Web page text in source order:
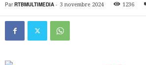
Par RTBMULTIMEDIA - 3 novembre 2024 1236